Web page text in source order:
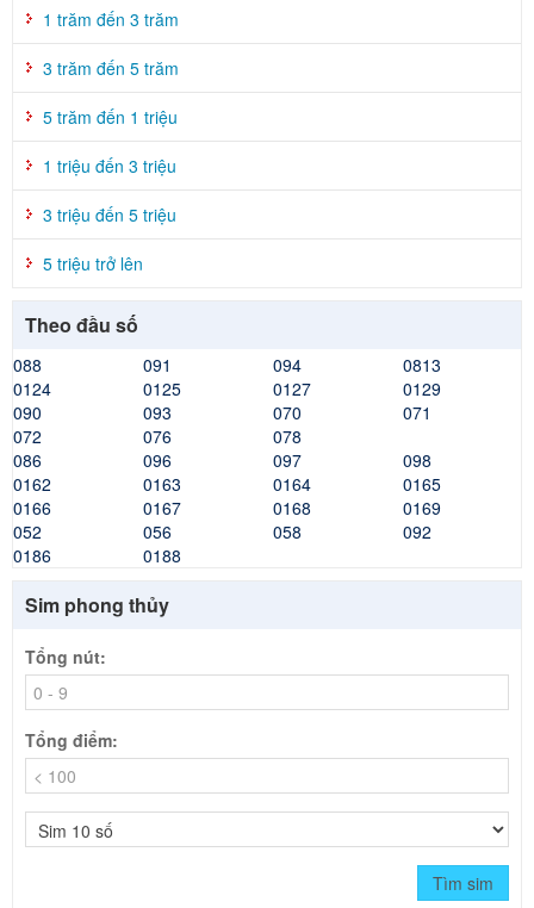
1 trăm đến 3 trăm
3 trăm đến 5 trăm
5 trăm đến 1 triệu
1 triệu đến 3 triệu
3 triệu đến 5 triệu
5 triệu trở lên
Theo đầu số
088 091 094
0813
0124
0125 0127
0129
090
093 070
071
072
076
078
086
096 097
098
0162
0163 0164
0165
0166
0167 0168
0169
052
056 058
092
0186
0188
Sim phong thủy
Tổng nút:
Tổng điểm:
Tìm sim